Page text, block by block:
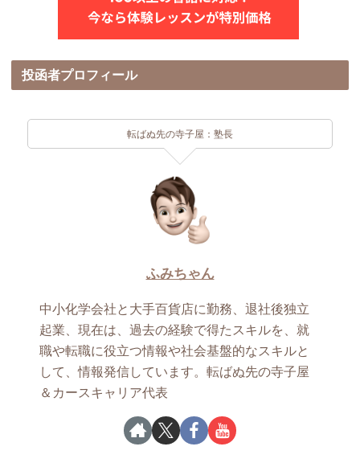
投函者プロフィール
転ばぬ先の寺子屋：塾長
ふみちゃん
中小化学会社と大手百貨店に勤務、退社後独立
起業、現在は、過去の経験で得たスキルを、就
職や転職に役立つ情報や社会基盤的なスキルと
して、情報発信しています。転ばぬ先の寺子屋
＆カースキャリア代表